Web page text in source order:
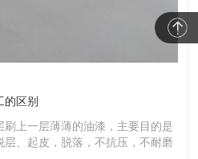
的区别
上一层薄薄的油漆，主要目的是
、起皮，脱落，不抗压，不耐磨